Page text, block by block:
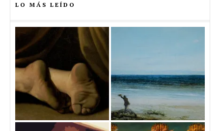
LO MÁS LEÍDO